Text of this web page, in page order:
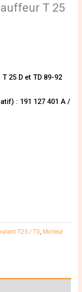
T 25
25 D et TD 89-92
: 191 127 401 A /
T25 / T3,Moteur